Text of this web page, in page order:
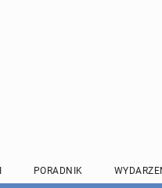
PORADNIK